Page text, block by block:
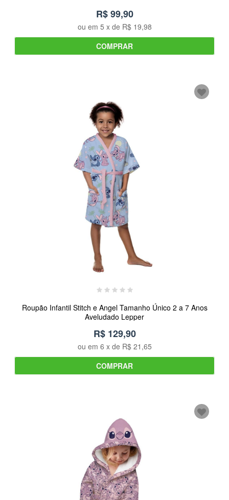
R$ 99,90
ou em 5 x de R$ 19,98
COMPRAR
Roupão Infantil Stitch e Angel Tamanho Único 2 a 7 Anos
Aveludado Lepper
R$ 129,90
ou em 6 x de R$ 21,65
COMPRAR